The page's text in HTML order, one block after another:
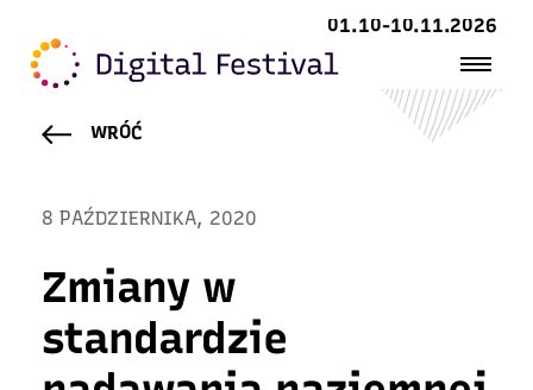
01.10-10.11.2026
WRÓĆ
8 PAŹDZIERNIKA, 2020
Zmiany w
standardzie